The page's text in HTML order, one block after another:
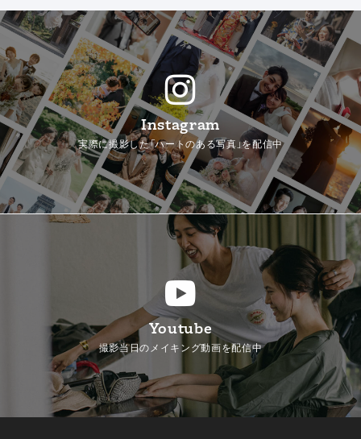
Instagram
実際に撮影した「ハートのある写真」を配信中
Youtube
撮影当日のメイキング動画を配信中